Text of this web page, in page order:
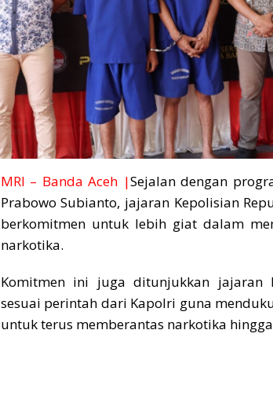
MRI – Banda Aceh |Sejalan dengan
Prabowo Subianto, jajaran Kepolisian
berkomitmen untuk lebih giat dalam
narkotika.
Komitmen ini juga ditunjukkan jajaran
sesuai perintah dari Kapolri guna
untuk terus memberantas narkotika